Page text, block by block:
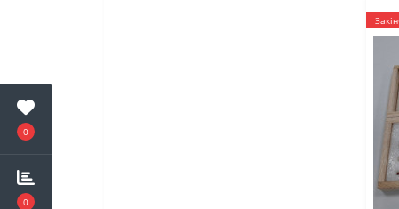
0
0